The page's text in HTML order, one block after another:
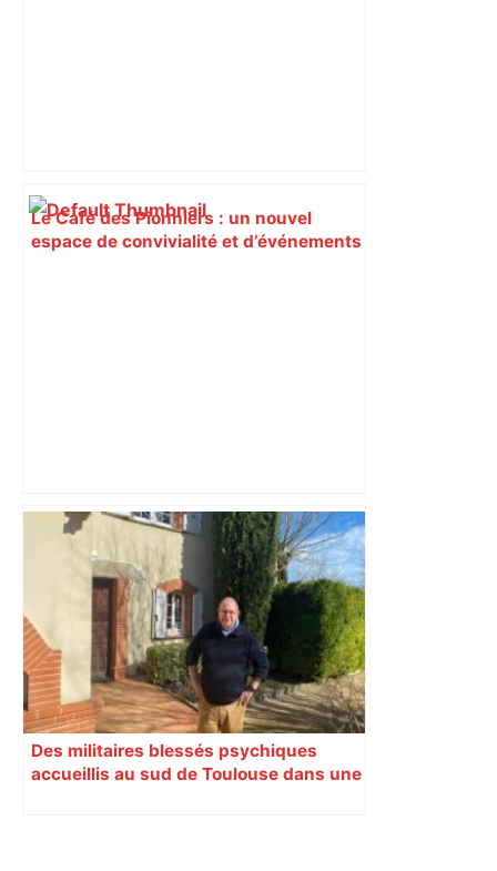
Le Café des Pionniers : un nouvel
espace de convivialité et d’événements
Municipales 2026 à Toulouse : voiture,
métro et train encombrent la campagne
électorale – – Le Mans.maville.com
Des militaires blessés psychiques
accueillis au sud de Toulouse dans une